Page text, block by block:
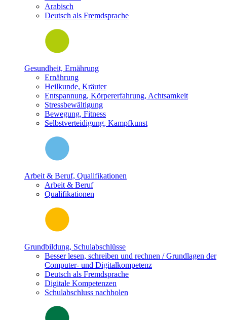
Arabisch
Deutsch als Fremdsprache
Gesundheit, Ernährung
Ernährung
Heilkunde, Kräuter
Entspannung, Körpererfahrung, Achtsamkeit
Stressbewältigung
Bewegung, Fitness
Selbstverteidigung, Kampfkunst
Arbeit & Beruf, Qualifikationen
Arbeit & Beruf
Qualifikationen
Grundbildung, Schulabschlüsse
Besser lesen, schreiben und rechnen / Grundlagen der
Computer- und Digitalkompetenz
Deutsch als Fremdsprache
Digitale Kompetenzen
Schulabschluss nachholen